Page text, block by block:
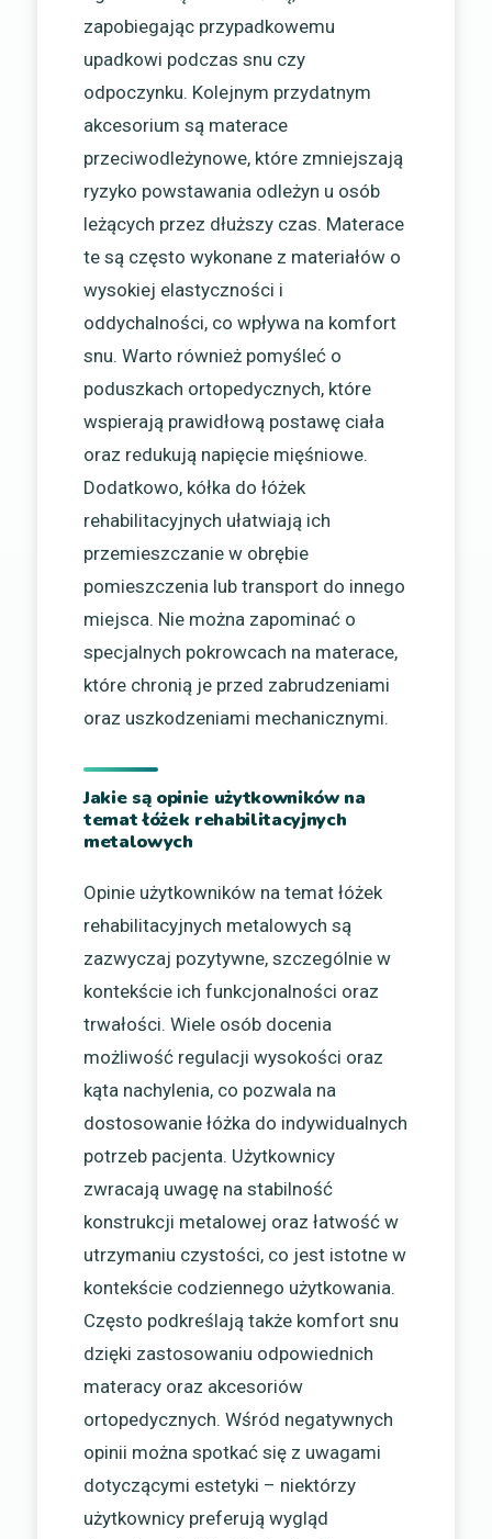
zapobiegając przypadkowemu
upadkowi podczas snu czy
odpoczynku. Kolejnym przydatnym
akcesorium są materace
przeciwodleżynowe, które zmniejszają
ryzyko powstawania odleżyn u osób
leżących przez dłuższy czas. Materace
te są często wykonane z materiałów o
wysokiej elastyczności i
oddychalności, co wpływa na komfort
snu. Warto również pomyśleć o
poduszkach ortopedycznych, które
wspierają prawidłową postawę ciała
oraz redukują napięcie mięśniowe.
Dodatkowo, kółka do łóżek
rehabilitacyjnych ułatwiają ich
przemieszczanie w obrębie
pomieszczenia lub transport do innego
miejsca. Nie można zapominać o
specjalnych pokrowcach na materace,
które chronią je przed zabrudzeniami
oraz uszkodzeniami mechanicznymi.
Jakie są opinie użytkowników na
temat łóżek rehabilitacyjnych
metalowych
Opinie użytkowników na temat łóżek
rehabilitacyjnych metalowych są
zazwyczaj pozytywne, szczególnie w
kontekście ich funkcjonalności oraz
trwałości. Wiele osób docenia
możliwość regulacji wysokości oraz
kąta nachylenia, co pozwala na
dostosowanie łóżka do indywidualnych
potrzeb pacjenta. Użytkownicy
zwracają uwagę na stabilność
konstrukcji metalowej oraz łatwość w
utrzymaniu czystości, co jest istotne w
kontekście codziennego użytkowania.
Często podkreślają także komfort snu
dzięki zastosowaniu odpowiednich
materacy oraz akcesoriów
ortopedycznych. Wśród negatywnych
opinii można spotkać się z uwagami
dotyczącymi estetyki – niektórzy
użytkownicy preferują wygląd